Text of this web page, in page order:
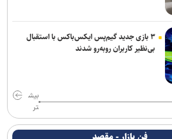
۳ بازی جدید گیم‌پس ایکس‌باکس با استقبال
بی‌نظیر کاربران روبه‌رو شدند
بیش
تر